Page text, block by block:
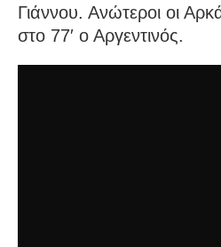
Γιάννου. Ανώτεροι οι
στο 77′ ο Αργεντινός.